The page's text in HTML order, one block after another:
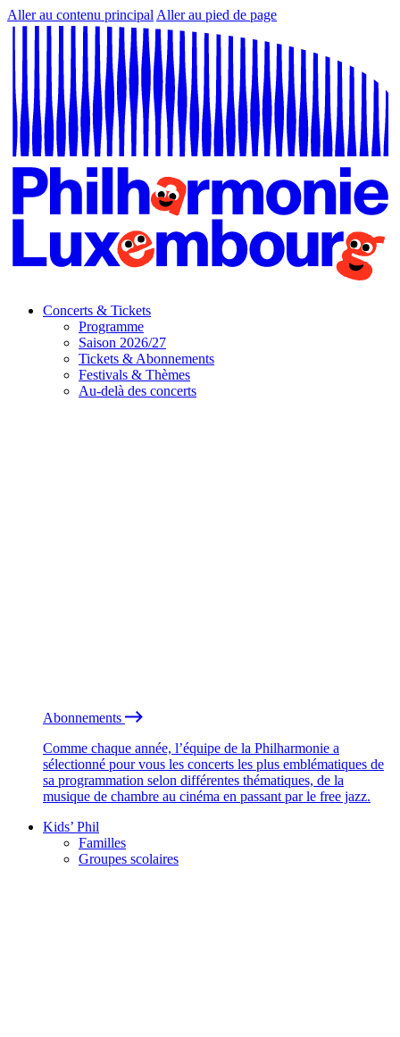
Aller au contenu principal Aller au pied de page
Concerts & Tickets
Programme
Saison 2026/27
Tickets & Abonnements
Festivals & Thèmes
Au-delà des concerts
Abonnements
Comme chaque année, l’équipe de la Philharmonie a
sélectionné pour vous les concerts les plus emblématiques de
sa programmation selon différentes thématiques, de la
musique de chambre au cinéma en passant par le free jazz.
Kids’ Phil
Familles
Groupes scolaires